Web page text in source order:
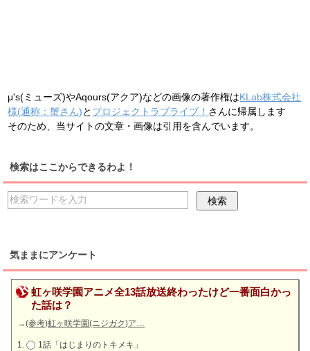
μ's(ミューズ)やAqours(アクア)などの画像の著作権はKLab株式会社
様(通称：蟹さん)と プロジェクトラブライブ！ さんに帰属します
そのため、当サイトの文章・画像は引用を含んでいます。
検索はここからできるわよ！
気ままにアンケート
虹ヶ咲学園アニメ全13話放送終わったけど一番面白かっ
た話は？
→(参考)虹ヶ咲学園(ニジガク)ア…
1話「はじまりのトキメキ」